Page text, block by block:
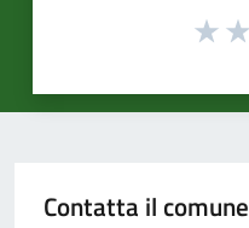
Contatta il comune